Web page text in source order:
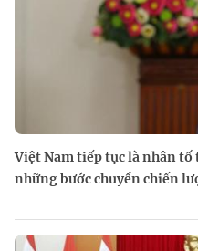
Việt Nam tiếp tục là nhân
những bước chuyển chiến